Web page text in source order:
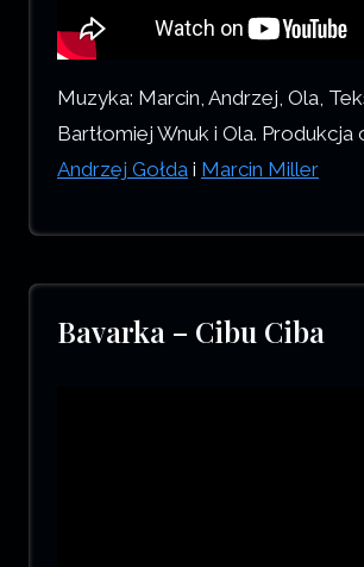
Muzyka: Marcin, Andrzej, Ola,
Bartłomiej Wnuk i Ola. Produkcja
Andrzej Gołda i Marcin Miller
Bavarka – Cibu Ciba